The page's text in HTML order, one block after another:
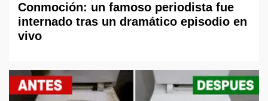
Conmoción: un famoso periodista fue
internado tras un dramático episodio en
vivo